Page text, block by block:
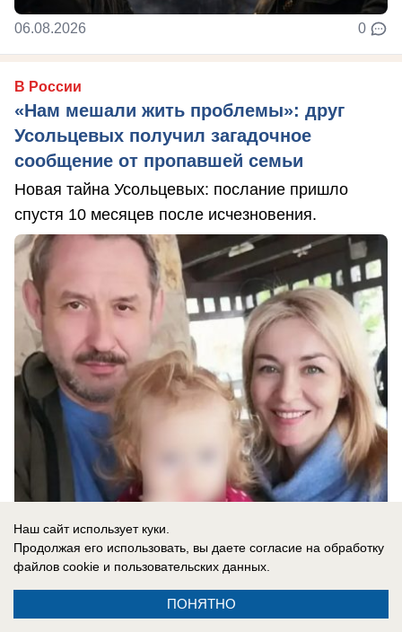
06.08.2026 0
В России
«Нам мешали жить проблемы»: друг
Усольцевых получил загадочное
сообщение от пропавшей семьи
Новая тайна Усольцевых: послание пришло
спустя 10 месяцев после исчезновения.
06.08.2026
Наш сайт использует куки.
Продолжая его использовать, вы даете согласие на обработку
файлов cookie и пользовательских данных.
ПОНЯТНО